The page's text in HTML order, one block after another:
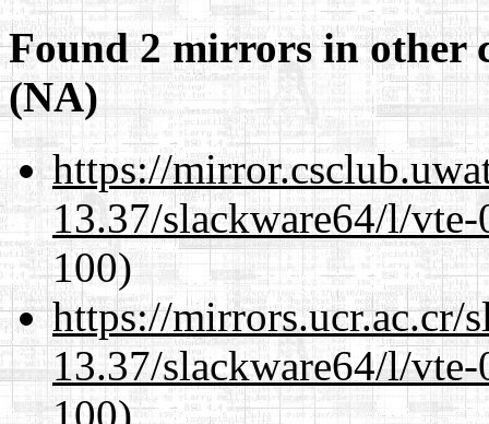
Found 2 mirrors in other
(NA)
https://
13.37/slackware64/l/
100)
https://mirrors.ucr.ac.cr/
13.37/slackware64/l/